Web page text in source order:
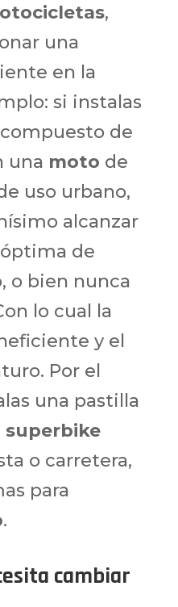
,
una
en la
si instalas
de
una moto de
uso urbano,
alcanzar
de
o bien nunca
lo cual la
y el
Por el
una pastilla
superbike
o carretera,
para
.
cambiar